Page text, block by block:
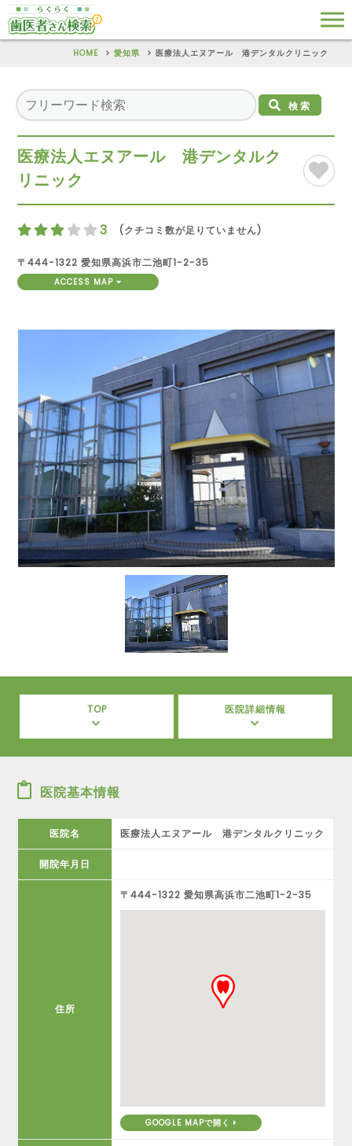
HOME 愛知県 医療法人エヌアール 港デンタルクリニック
検索
医療法人エヌアール 港デンタルク
リニック
3 (クチコミ数が足りていません)
〒444-1322 愛知県高浜市二池町1-2-35
ACCESS MAP
TOP 医院詳細情報
医院基本情報
医院名 医療法人エヌアール 港デンタルクリニック
開院年月日
住所
〒444-1322 愛知県高浜市二池町1-2-35
GOOGLE MAPで開く